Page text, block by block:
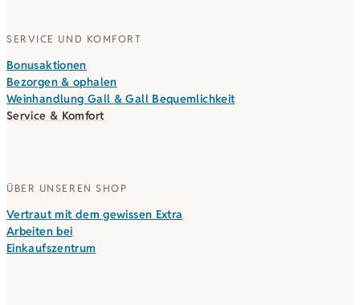
SERVICE UND KOMFORT
Bonusaktionen
Bezorgen & ophalen
Weinhandlung Gall & Gall Bequemlichkeit
Service & Komfort
ÜBER UNSEREN SHOP
Vertraut mit dem gewissen Extra
Arbeiten bei
Einkaufszentrum